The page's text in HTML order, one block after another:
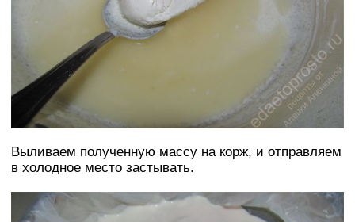
Выливаем полученную массу на корж, и отправляем
в холодное место застывать.